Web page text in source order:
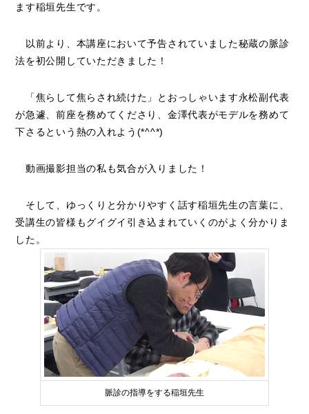
ます稲垣先生です。
以前より、本講座において予告されていました秘蔵の脈診
法を初公開していただきました！
「焦らして焦らされ続けた」とおっしゃいます永松副代表
が急遽、前座を務めてくださり、金澤代表がモデルを務めて
下さるという熱の入れよう(*^^*)
動画撮影担当の私も気合が入りました！
そして、ゆっくりと分かりやすく話す稲垣先生の言葉に、
受講生の皆様もグイグイ引き込まれていくのがよく分かりま
した。
脈診の指導をする稲垣先生